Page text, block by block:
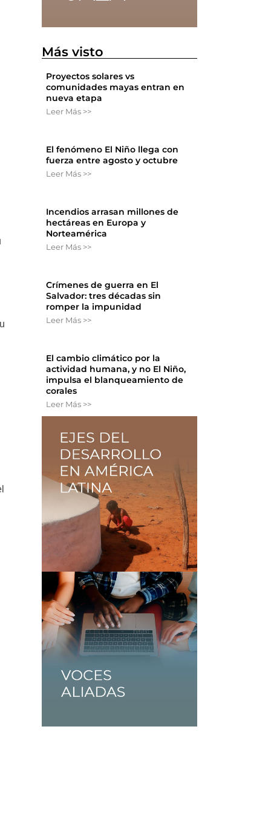
Más visto
Proyectos solares vs
comunidades mayas entran en
nueva etapa
Leer Más >>
El fenómeno El Niño llega con
fuerza entre agosto y octubre
Leer Más >>
Incendios arrasan millones de
hectáreas en Europa y
Norteamérica
Leer Más >>
Crímenes de guerra en El
Salvador: tres décadas sin
romper la impunidad
Leer Más >>
El cambio climático por la
actividad humana, y no El Niño,
impulsa el blanqueamiento de
corales
Leer Más >>